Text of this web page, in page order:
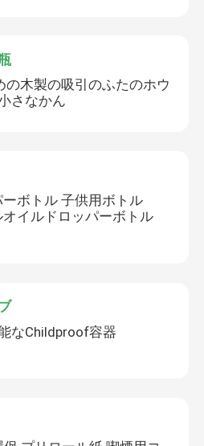
の木製の吸引のふたのホウ
さなかん
ボトル 子供用ボトル
イルドロッパーボトル
なChildproof容器